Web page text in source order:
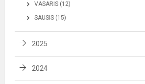
VASARIS (12)
SAUSIS (15)
2025
2024